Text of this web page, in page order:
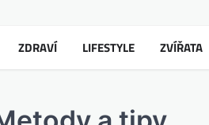
ZDRAVÍ LIFESTYLE ZVÍŘATA